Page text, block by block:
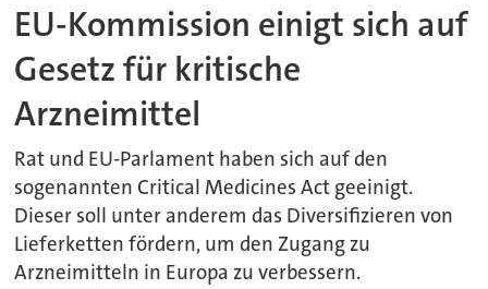
EU-Kommission einigt sich auf
Gesetz für kritische
Arzneimittel
Rat und EU-Parlament haben sich auf den
sogenannten Critical Medicines Act geeinigt.
Dieser soll unter anderem das Diversifizieren von
Lieferketten fördern, um den Zugang zu
Arzneimitteln in Europa zu verbessern.